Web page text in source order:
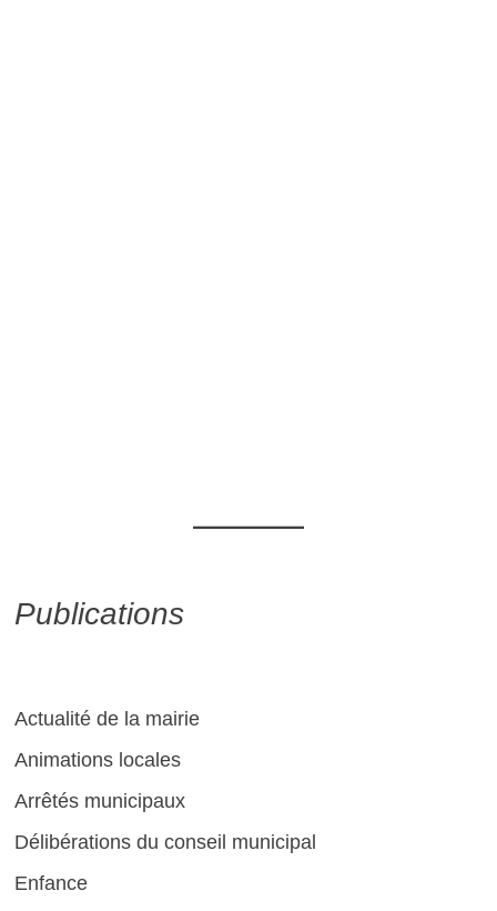
Publications
Actualité de la mairie
Animations locales
Arrêtés municipaux
Délibérations du conseil municipal
Enfance